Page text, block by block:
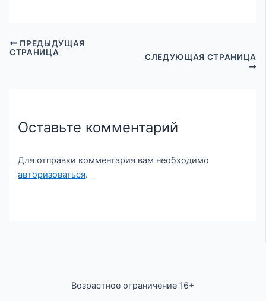
ПРЕДЫДУЩАЯ
СТРАНИЦА
СЛЕДУЮЩАЯ СТРАНИЦА
Оставьте комментарий
Для отправки комментария вам необходимо
авторизоваться.
Возрастное ограничение 16+